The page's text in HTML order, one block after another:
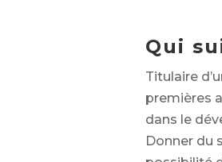
Qui
Titulaire
premières
dans le
Donner du